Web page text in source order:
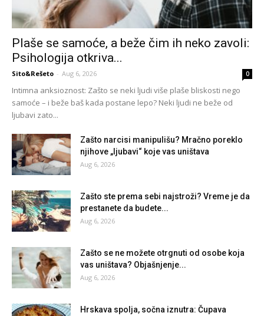
Plaše se samoće, a beže čim ih neko zavoli:
Psihologija otkriva...
Sito&Rešeto - Aug 6, 2026 0
Intimna anksioznost: Zašto se neki ljudi više plaše bliskosti nego
samoće – i beže baš kada postane lepo? Neki ljudi ne beže od
ljubavi zato...
Zašto narcisi manipulišu? Mračno poreklo
njihove „ljubavi“ koje vas uništava
Aug 6, 2026
Zašto ste prema sebi najstroži? Vreme je da
prestanete da budete...
Aug 6, 2026
Zašto se ne možete otrgnuti od osobe koja
vas uništava? Objašnjenje...
Aug 6, 2026
Hrskava spolja, sočna iznutra: Čupava